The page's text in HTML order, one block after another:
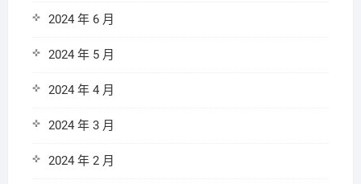
2024 年 6 月
2024 年 5 月
2024 年 4 月
2024 年 3 月
2024 年 2 月